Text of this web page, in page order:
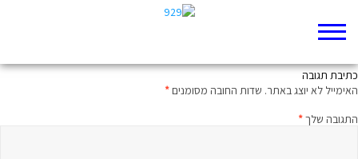
משוד עניים, מאנקת אביונים – תהלים בשר ודם
כתיבת תגובה
האימייל לא יוצג באתר. שדות החובה מסומנים*
התגובה שלך*